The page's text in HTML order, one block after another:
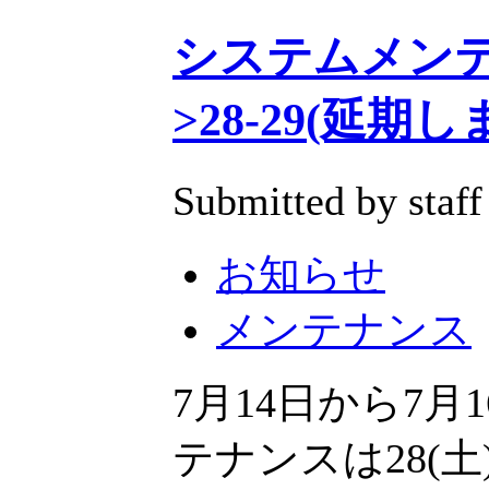
システムメン
>28-29(延期し
Submitted by
お知らせ
メンテナンス
7月14日から7月
テナンスは28(